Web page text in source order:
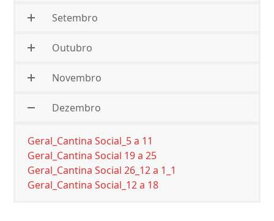
Setembro
Outubro
Novembro
Dezembro
Geral_Cantina Social_5 a 11
Geral_Cantina Social 19 a 25
Geral_Cantina Social 26_12 a 1_1
Geral_Cantina Social_12 a 18